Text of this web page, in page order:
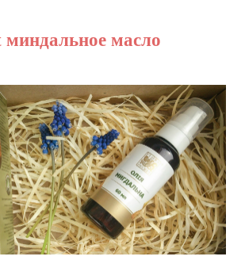
миндальное масло